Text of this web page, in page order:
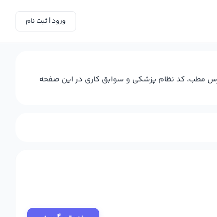
ورود | ثبت نام
مطب، کد نظام پزشکی و سوابق کاری در این صفحه